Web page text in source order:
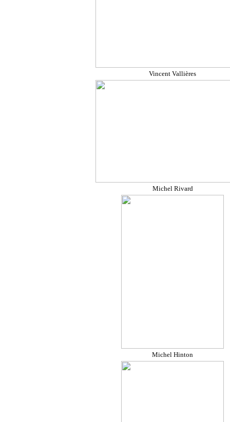
Vincent Vallières
Michel Rivard
Michel Hinton